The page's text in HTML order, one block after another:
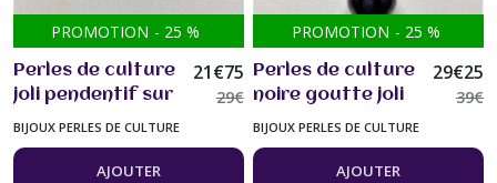
PROMOTION - 25 %
Perles de culture
joli pendentif sur
collier chaîne
Argent 925
plaqué bijou
21€75
29€
BIJOUX PERLES DE CULTURE
AJOUTER
PROMOTION - 25 %
Perles de culture
noire goutte joli
pendentif sur
collier chaîne
serpent Argent
29€25
39€
BIJOUX PERLES DE CULTURE
AJOUTER